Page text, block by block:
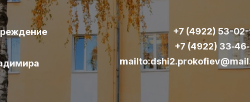
+7 (4922) 53-
+7 (4922)